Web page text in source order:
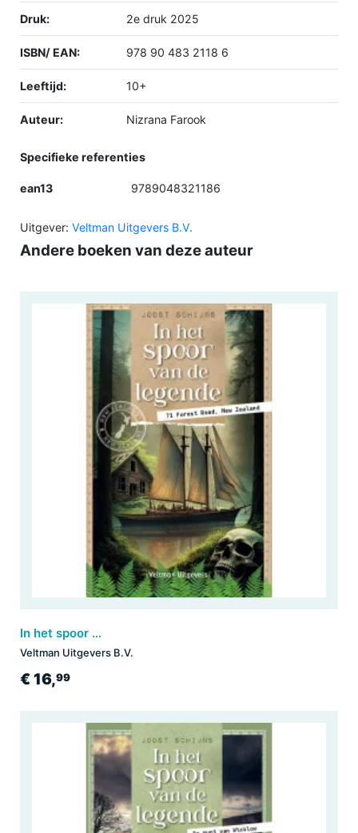
Druk: 2e druk 2025
ISBN/ EAN: 978 90 483 2118 6
Leeftijd: 10+
Auteur: Nizrana Farook
Specifieke referenties
ean13 9789048321186
Uitgever: Veltman Uitgevers B.V.
Andere boeken van deze auteur
In het spoor van de legende - 71 Forest Road, New Zealand
Veltman Uitgevers B.V.
€ 16,99